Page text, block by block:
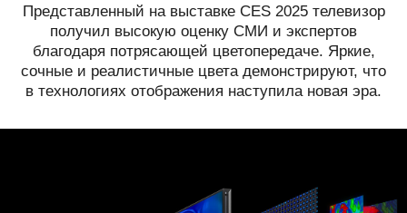
Представленный на выставке CES 2025 телевизор
получил высокую оценку СМИ и экспертов
благодаря потрясающей цветопередаче. Яркие,
сочные и реалистичные цвета демонстрируют, что
в технологиях отображения наступила новая эра.